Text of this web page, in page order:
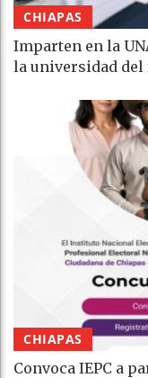
CHIAPAS
Imparten en la
la universidad del
CHIAPAS
Convoca IEPC a